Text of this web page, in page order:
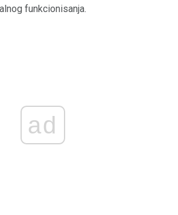
funkcionisanja.
ad